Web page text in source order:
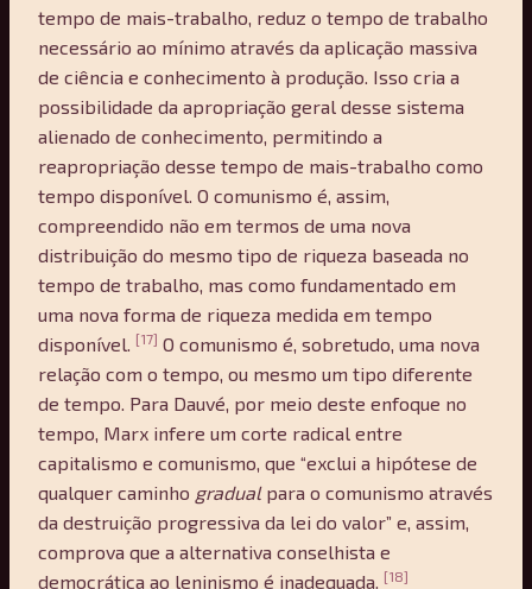
tempo de mais-trabalho, reduz o tempo de trabalho
necessário ao mínimo através da aplicação massiva
de ciência e conhecimento à produção. Isso cria a
possibilidade da apropriação geral desse sistema
alienado de conhecimento, permitindo a
reapropriação desse tempo de mais-trabalho como
tempo disponível. O comunismo é, assim,
compreendido não em termos de uma nova
distribuição do mesmo tipo de riqueza baseada no
tempo de trabalho, mas como fundamentado em
uma nova forma de riqueza medida em tempo
disponível.
[17] O comunismo é, sobretudo, uma nova
relação com o tempo, ou mesmo um tipo diferente
de tempo. Para Dauvé, por meio deste enfoque no
tempo, Marx infere um corte radical entre
capitalismo e comunismo, que “exclui a hipótese de
qualquer caminho gradualpara o comunismo através
da destruição progressiva da lei do valor” e, assim,
comprova que a alternativa conselhista e
democrática ao leninismo é inadequada.
[18]